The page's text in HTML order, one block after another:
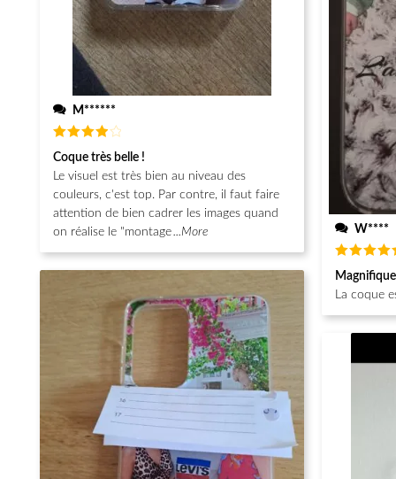
M******
Note
sur 5
Coque très belle !
Le visuel est très bien au niveau des
couleurs, c'est top. Par contre, il faut faire
attention de bien cadrer les images quand
on réalise le "montage...More W****
Note5
sur 5
Magnifique
La coque